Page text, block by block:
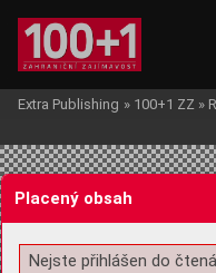
Extra Publishing » 100+1 ZZ »
Placený obsah
Nejste přihlášen do